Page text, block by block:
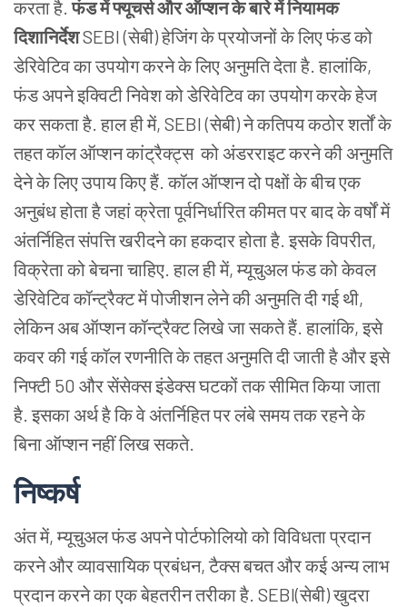
करता है. फंड में फ्यूचर्स और ऑप्शन के बारे में नियामक
दिशानिर्देशSEBI (सेबी) हेजिंग के प्रयोजनों के लिए फंड को
डेरिवेटिव का उपयोग करने के लिए अनुमति देता है. हालांकि,
फंड अपने इक्विटी निवेश को डेरिवेटिव का उपयोग करके हेज
कर सकता है. हाल ही में, SEBI (सेबी) ने कतिपय कठोर शर्तों के
तहत कॉल ऑप्शन कांट्रैक्ट्स को अंडरराइट करने की अनुमति
देने के लिए उपाय किए हैं. कॉल ऑप्शन दो पक्षों के बीच एक
अनुबंध होता है जहां क्रेता पूर्वनिर्धारित कीमत पर बाद के वर्षों में
अंतर्निहित संपत्ति खरीदने का हकदार होता है. इसके विपरीत,
विक्रेता को बेचना चाहिए. हाल ही में, म्यूचुअल फंड को केवल
डेरिवेटिव कॉन्ट्रैक्ट में पोजीशन लेने की अनुमति दी गई थी,
लेकिन अब ऑप्शन कॉन्ट्रैक्ट लिखे जा सकते हैं. हालांकि, इसे
कवर की गई कॉल रणनीति के तहत अनुमति दी जाती है और इसे
निफ्टी 50 और सेंसेक्स इंडेक्स घटकों तक सीमित किया जाता
है. इसका अर्थ है कि वे अंतर्निहित पर लंबे समय तक रहने के
बिना ऑप्शन नहीं लिख सकते.
निष्कर्ष
अंत में, म्यूचुअल फंड अपने पोर्टफोलियो को विविधता प्रदान
करने और व्यावसायिक प्रबंधन, टैक्स बचत और कई अन्य लाभ
प्रदान करने का एक बेहतरीन तरीका है. SEBI(सेबी) खुदरा